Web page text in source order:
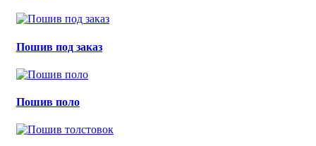
Пошив под заказ
Пошив поло